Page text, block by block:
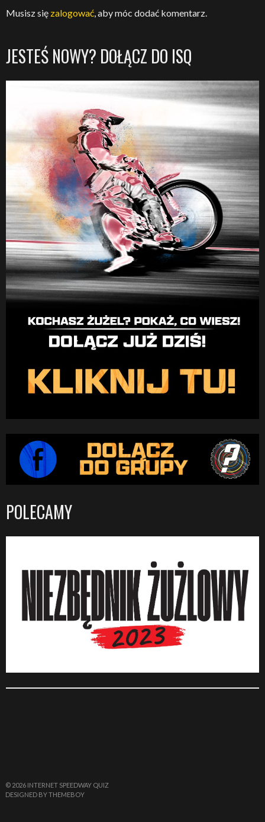
Musisz się zalogować , aby móc dodać komentarz.
JESTEŚ NOWY? DOŁĄCZ DO ISQ
POLECAMY
© 2026 INTERNET SPEEDWAY QUIZ
DESIGNED BY THEMEBOY